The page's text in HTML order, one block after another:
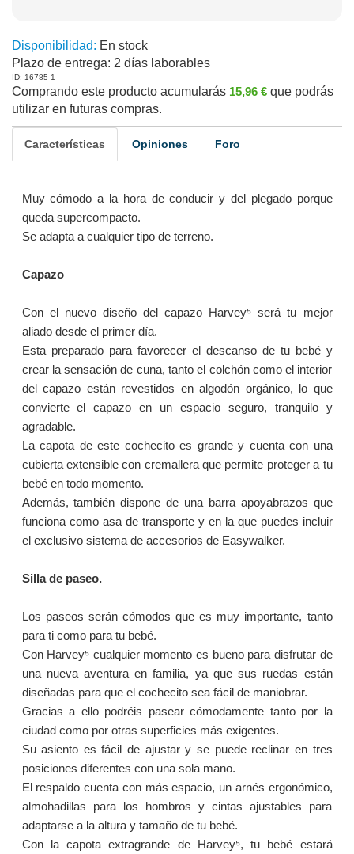
Disponibilidad: En stock
Plazo de entrega: 2 días laborables
ID: 16785-1
Comprando este producto acumularás 15,96 € que podrás
utilizar en futuras compras.
Características Opiniones Foro
Muy cómodo a la hora de conducir y del plegado porque
queda supercompacto.
Se adapta a cualquier tipo de terreno.
Capazo
Con el nuevo diseño del capazo Harvey⁵ será tu mejor
aliado desde el primer día.
Esta preparado para favorecer el descanso de tu bebé y
crear la sensación de cuna, tanto el colchón como el interior
del capazo están revestidos en algodón orgánico, lo que
convierte el capazo en un espacio seguro, tranquilo y
agradable.
La capota de este cochecito es grande y cuenta con una
cubierta extensible con cremallera que permite proteger a tu
bebé en todo momento.
Además, también dispone de una barra apoyabrazos que
funciona como asa de transporte y en la que puedes incluir
el exclusivo sistema de accesorios de Easywalker.
Silla de paseo.
Los paseos serán cómodos que es muy importante, tanto
para ti como para tu bebé.
Con Harvey⁵ cualquier momento es bueno para disfrutar de
una nueva aventura en familia, ya que sus ruedas están
diseñadas para que el cochecito sea fácil de maniobrar.
Gracias a ello podréis pasear cómodamente tanto por la
ciudad como por otras superficies más exigentes.
Su asiento es fácil de ajustar y se puede reclinar en tres
posiciones diferentes con una sola mano.
El respaldo cuenta con más espacio, un arnés ergonómico,
almohadillas para los hombros y cintas ajustables para
adaptarse a la altura y tamaño de tu bebé.
Con la capota extragrande de Harvey⁵, tu bebé estará